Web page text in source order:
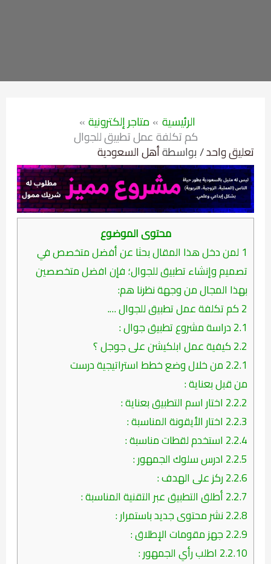
الرئيسية متاجر إلكترونية
كم تكلفة عمل تطبيق للجوال
تعليق واحد/ بواسطةأهل السعودية
محتوى الموضوع
1 لمن دخل هذا المقال بحثا عن أفضل متخصص في
تصميم وإنشاء تطبيق للجوال؛ فإن افضل متخصصين
بهذا المجال من وجهة نظرنا هم:
2كم تكلفة عمل تطبيق للجوال ….
2.1دراسة مشروع تطبيق جوال :
2.2كيفية عمل ابلكيشن على جوجل ؟
2.2.1من خلال وضع خطط استراتيجية درست
من قبل بعناية :
2.2.2 اختار اسم التطبيق بعناية :
2.2.3 اختار الأيقونة المناسبة :
2.2.4 استخدم لقطات مناسبة :
2.2.5 ادرس سلوك الجمهور :
2.2.6ركز على الهدف :
2.2.7أطلق التطبيق عبر التقنية المناسبة :
2.2.8نشر محتوى جديد باستمرار :
2.2.9جهز مقومات الإطلاق :
2.2.10 اطلب رأي الجمهور :